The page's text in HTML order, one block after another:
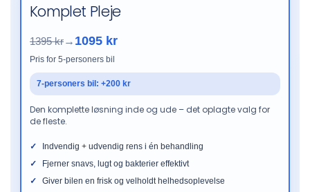
Komplet Pleje
1395 kr→ 1095 kr
Pris for 5-personers bil
7-personers bil: +200 kr
Den komplette løsning inde og ude – det oplagte valg for
de fleste.
Indvendig + udvendig rens i én behandling
Fjerner snavs, lugt og bakterier effektivt
Giver bilen en frisk og velholdt helhedsoplevelse